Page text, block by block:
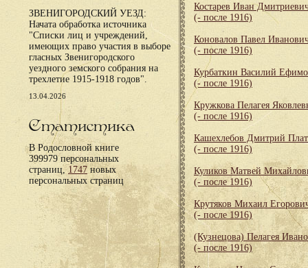
ЗВЕНИГОРОДСКИЙ УЕЗД:
Начата обработка источника
"Списки лиц и учреждений,
имеющих право участия в выборе
гласных Звенигородского
уездного земского собрания на
трехлетие 1915-1918 годов".
13.04.2026
Статистика
В Родословной книге
399979 персональных
страниц, 1747 новых
персональных страниц
Костарев Иван
(- после 1916)
Коновалов Павел
(- после 1916)
Курбаткин Василий
(- после 1916)
Кружкова Пелагея
(- после 1916)
Кашехлебов Дмитрий
(- после 1916)
Куликов Матвей
(- после 1916)
Крутяков Михаил
(- после 1916)
(Кузнецова) Пелагея
(- после 1916)